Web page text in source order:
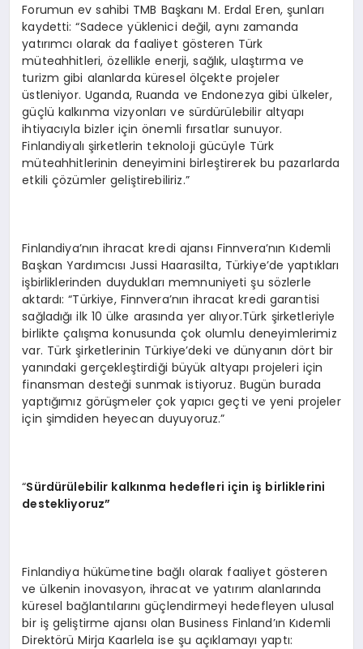
Forumun ev sahibi TMB Başkanı M. Erdal Eren, şunları
kaydetti: “Sadece yüklenici değil, aynı zamanda
yatırımcı olarak da faaliyet gösteren Türk
müteahhitleri, özellikle enerji, sağlık, ulaştırma ve
turizm gibi alanlarda küresel ölçekte projeler
üstleniyor. Uganda, Ruanda ve Endonezya gibi ülkeler,
güçlü kalkınma vizyonları ve sürdürülebilir altyapı
ihtiyacıyla bizler için önemli fırsatlar sunuyor.
Finlandiyalı şirketlerin teknoloji gücüyle Türk
müteahhitlerinin deneyimini birleştirerek bu pazarlarda
etkili çözümler geliştirebiliriz.”
Finlandiya’nın ihracat kredi ajansı Finnvera’nın Kıdemli
Başkan Yardımcısı Jussi Haarasilta, Türkiye’de yaptıkları
işbirliklerinden duydukları memnuniyeti şu sözlerle
aktardı: “Türkiye, Finnvera’nın ihracat kredi garantisi
sağladığı ilk 10 ülke arasında yer alıyor.Türk şirketleriyle
birlikte çalışma konusunda çok olumlu deneyimlerimiz
var. Türk şirketlerinin Türkiye’deki ve dünyanın dört bir
yanındaki gerçekleştirdiği büyük altyapı projeleri için
finansman desteği sunmak istiyoruz. Bugün burada
yaptığımız görüşmeler çok yapıcı geçti ve yeni projeler
için şimdiden heyecan duyuyoruz.”
“Sürdürülebilir kalkınma hedefleri için iş birliklerini
destekliyoruz”
Finlandiya hükümetine bağlı olarak faaliyet gösteren
ve ülkenin inovasyon, ihracat ve yatırım alanlarında
küresel bağlantılarını güçlendirmeyi hedefleyen ulusal
bir iş geliştirme ajansı olan Business Finland’ın Kıdemli
Direktörü Mirja Kaarlela ise şu açıklamayı yaptı: